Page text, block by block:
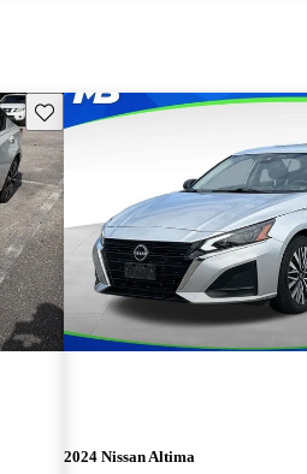
Guarda este Aviso
2024 Nissan Altima